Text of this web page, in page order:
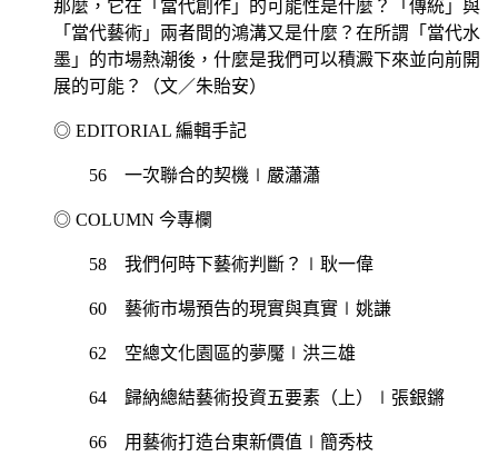
那麼，它在「當代創作」的可能性是什麼？「傳統」與
「當代藝術」兩者間的鴻溝又是什麼？在所謂「當代水
墨」的市場熱潮後，什麼是我們可以積澱下來並向前開
展的可能？（文／朱貽安）
◎ EDITORIAL 編輯手記
56 一次聯合的契機∣嚴瀟瀟
◎ COLUMN 今專欄
58 我們何時下藝術判斷？∣耿一偉
60 藝術市場預告的現實與真實∣姚謙
62 空總文化園區的夢魘∣洪三雄
64 歸納總結藝術投資五要素（上）∣張銀鏘
66 用藝術打造台東新價值∣簡秀枝